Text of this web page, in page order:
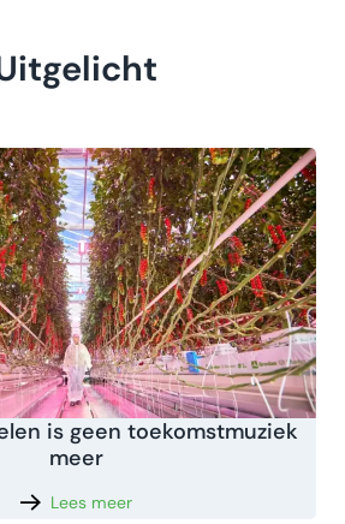
is geen toekomstmuziek
meer
Lees meer